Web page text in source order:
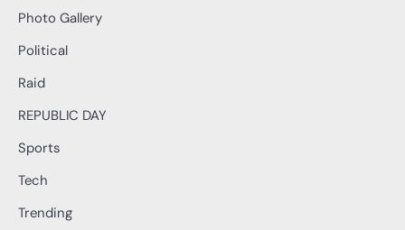
Photo Gallery
Political
Raid
REPUBLIC DAY
Sports
Tech
Trending